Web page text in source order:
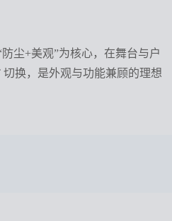
尘+美观”为核心，在舞台与户
切换，是外观与功能兼顾的理想